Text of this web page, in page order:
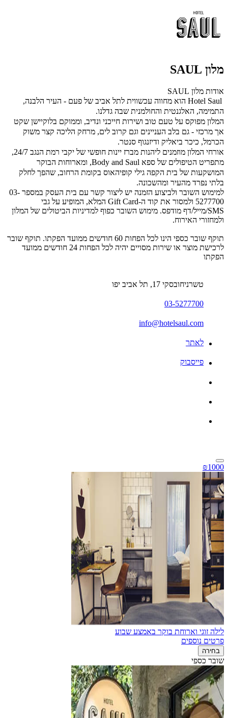
מלון SAUL
אודות מלון SAUL
Hotel Saul
הוא מחווה עכשווית לתל אביב של פעם - העיר הלבנה,
התמימה, האלגנטית והחולמנית שבה גדלנו.
המלון מפוקס על טעם טוב ושירות חייכני ונדיב, וממוקם בלוקיישן שקט
אך מרכזי - גם בלב העניינים וגם קרוב לים, מרחק הליכה קצר משוק
הכרמל, כיכר ביאליק ודיזנגוף סנטר.
אורחי המלון מוזמנים ליהנות מברז יינות חופשי של יקבי רמת הנגב 24/7,
מתפריט הטיפולים של ספא Body and Saul
, ומארוחות הבוקר
המושקעות של בית הקפה גילי קופיהאוס בקומת הרחוב, שהפך לחלק
בלתי נפרד מהעיר ומהשכונה.
למימוש השובר ולביצוע הזמנה יש ליצור קשר עם בית העסק במספר 03-
5277700 ולמסור את קוד ה-Gift Card המלא, המופיע על גבי
SMS/מייל/דף מודפס. מימוש השובר כפוף למדיניות הביטולים של המלון
ולמחזורי האירוח.
תוקף שובר כספי הינו לכל הפחות 60 חודשים ממועד הפקתו. תוקף שובר
לרכישת מוצר או שירות מסויים יהיה לכל הפחות 24 חודשים ממועד
הפקתו
טשרניחובסקי 17, תל אביב יפו
03-5277700
info@hotelsaul.com
לאתר
פייסבוק
₪1000
לילה זוגי וארוחת בוקר באמצע שבוע
פרטים נוספים
בחירה
שובר כספי